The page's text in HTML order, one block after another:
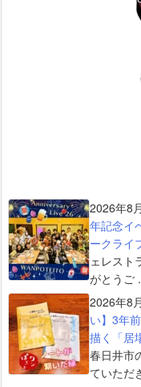
2026年8
年記念イ
ークライ
ェレスト
がとうご
2026年8
い】3年
描く「居
春日井市
ていただ